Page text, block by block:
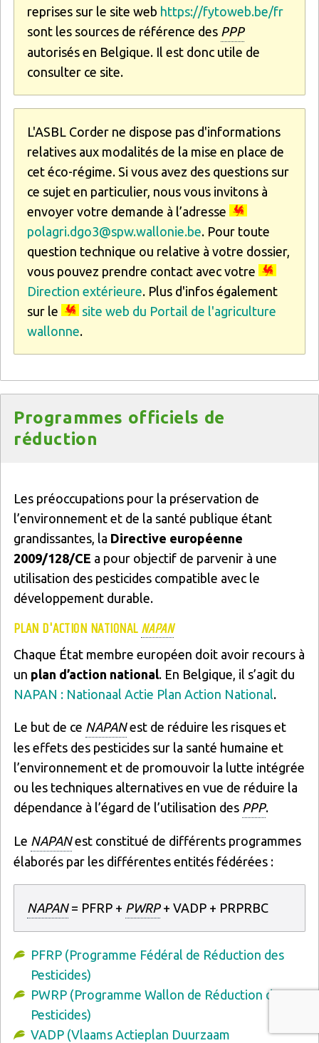
reprises sur le site web https://fytoweb.be/fr
sont les sources de référence des PPP
autorisés en Belgique. Il est donc utile de
consulter ce site.
L'ASBL Corder ne dispose pas d'informations
relatives aux modalités de la mise en place de
cet éco-régime. Si vous avez des questions sur
ce sujet en particulier, nous vous invitons à
envoyer votre demande à l’adresse
polagri.dgo3@spw.wallonie.be. Pour toute
question technique ou relative à votre dossier,
vous pouvez prendre contact avec votre
Direction extérieure. Plus d'infos également
sur le
site web du Portail de l'agriculture
wallonne.
Programmes officiels de
réduction
Les préoccupations pour la préservation de
l’environnement et de la santé publique étant
grandissantes, la Directive européenne
2009/128/CE a pour objectif de parvenir à une
utilisation des pesticides compatible avec le
développement durable.
PLAN D'ACTION NATIONALNAPAN
Chaque État membre européen doit avoir recours à
un plan d’action national. En Belgique, il s’agit du
NAPAN : Nationaal Actie Plan Action National.
Le but de ce NAPANest de réduire les risques et
les effets des pesticides sur la santé humaine et
l’environnement et de promouvoir la lutte intégrée
ou les techniques alternatives en vue de réduire la
dépendance à l’égard de l’utilisation des PPP.
Le NAPANest constitué de différents programmes
élaborés par les différentes entités fédérées :
NAPAN= PFRP + PWRP+ VADP + PRPRBC
PFRP (Programme Fédéral de Réduction des
Pesticides)
PWRP (Programme Wallon de Réduction des
Pesticides)
VADP (Vlaams Actieplan Duurzaam